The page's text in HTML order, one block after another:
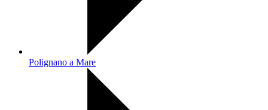
Polignano a Mare